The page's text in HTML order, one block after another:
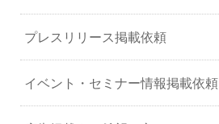
プレスリリース掲載依頼
イベント・セミナー情報掲載依頼